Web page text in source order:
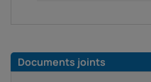
Documents joints